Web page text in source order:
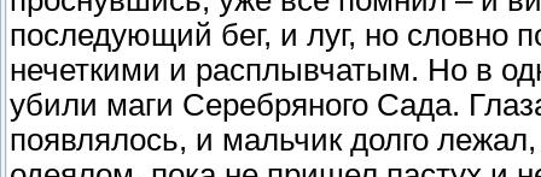
последующий бег, и луг, но словно
нечеткими и расплывчатым. Но в
убили маги Серебряного Сада.
появлялось, и мальчик долго